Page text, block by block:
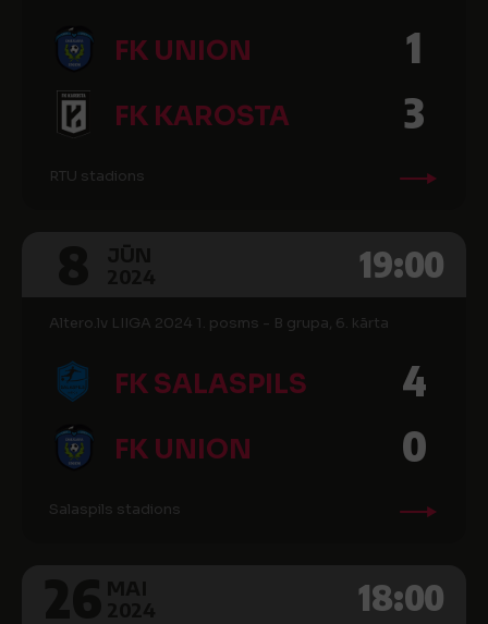
FK UNION 1
FK KAROSTA 3
RTU stadions
19:00
Altero.lv LIIGA 2024 1. posms - B grupa, 6. kārta
FK SALASPILS 4
FK UNION 0
Salaspils stadions
18:00